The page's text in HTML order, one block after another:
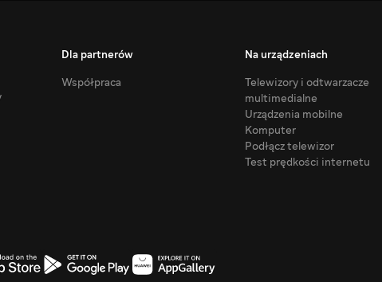
Dla partnerów
Współpraca
Na urządzeniach
Telewizory i odtwarzacze
multimedialne
Urządzenia mobilne
Komputer
Podłącz telewizor
Test prędkości internetu